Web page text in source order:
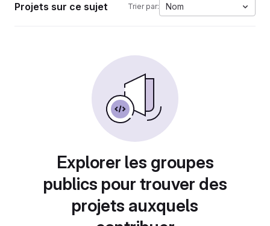
Projets sur ce sujet Trier par: Nom
Explorer les groupes
publics pour trouver des
projets auxquels